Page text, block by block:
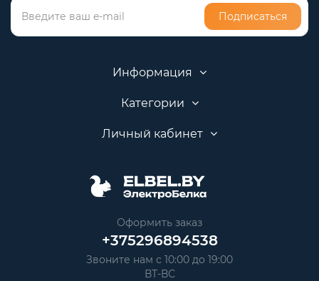
Подписаться
Информация
Категории
Личный кабинет
Оформить заказ
+375296894538
Звоните нам с 10:00 до 19:00
ВТ-ВС